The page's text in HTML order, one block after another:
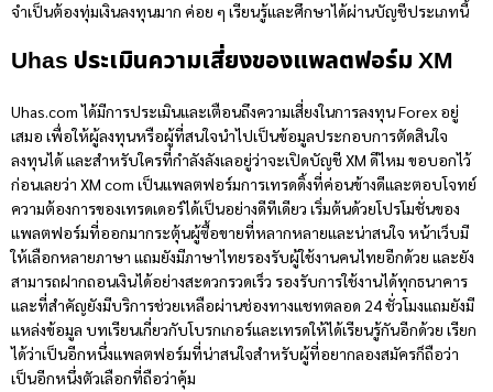
จำเป็นต้องทุ่มเงินลงทุนมาก ค่อย ๆ เรียนรู้และศึกษาได้ผ่านบัญชีประเภทนี้
Uhas ประเมินความเสี่ยงของแพลตฟอร์ม XM
Uhas.com ได้มีการประเมินและเตือนถึงความเสี่ยงในการลงทุน Forex อยู่
เสมอ เพื่อให้ผู้ลงทุนหรือผู้ที่สนใจนำไปเป็นข้อมูลประกอบการตัดสินใจ
ลงทุนได้ และสำหรับใครที่กำลังลังเลอยู่ว่าจะเปิดบัญชีXM ดีไหม ขอบอกไว้
ก่อนเลยว่า XM com เป็นแพลตฟอร์มการเทรดดิ้งที่ค่อนข้างดีและตอบโจทย์
ความต้องการของเทรดเดอร์ได้เป็นอย่างดีทีเดียว เริ่มต้นด้วยโปรโมชั่นของ
แพลตฟอร์มที่ออกมากระตุ้นผู้ซื้อขายที่หลากหลายและน่าสนใจ หน้าเว็บมี
ให้เลือกหลายภาษา แถมยังมีภาษาไทยรองรับผู้ใช้งานคนไทยอีกด้วย และยัง
สามารถฝากถอนเงินได้อย่างสะดวกรวดเร็ว รองรับการใช้งานได้ทุกธนาคาร
และที่สำคัญยังมีบริการช่วยเหลือผ่านช่องทางแชทตลอด 24 ชั่วโมงแถมยังมี
แหล่งข้อมูล บทเรียนเกี่ยวกับโบรกเกอร์และเทรดให้ได้เรียนรู้กันอีกด้วย เรียก
ได้ว่าเป็นอีกหนึ่งแพลตฟอร์มที่น่าสนใจสำหรับผู้ที่อยากลองสมัครก็ถือว่า
เป็นอีกหนึ่งตัวเลือกที่ถือว่าคุ้ม